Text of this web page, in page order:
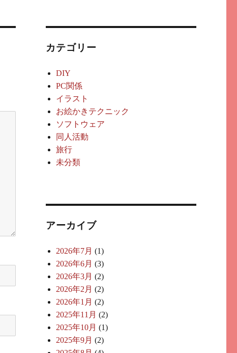
カテゴリー
DIY
PC関係
イラスト
お絵かきテクニック
ソフトウェア
同人活動
旅行
未分類
アーカイブ
2026年7月 (1)
2026年6月 (3)
2026年3月 (2)
2026年2月 (2)
2026年1月 (2)
2025年11月 (2)
2025年10月 (1)
2025年9月 (2)